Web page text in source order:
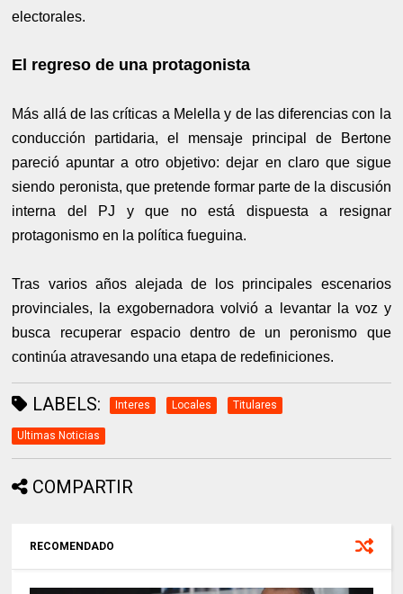
electorales.
El regreso de una protagonista
Más allá de las críticas a Melella y de las diferencias con la
conducción partidaria, el mensaje principal de Bertone
pareció apuntar a otro objetivo: dejar en claro que sigue
siendo peronista, que pretende formar parte de la discusión
interna del PJ y que no está dispuesta a resignar
protagonismo en la política fueguina.
Tras varios años alejada de los principales escenarios
provinciales, la exgobernadora volvió a levantar la voz y
busca recuperar espacio dentro de un peronismo que
continúa atravesando una etapa de redefiniciones.
LABELS: Interes Locales Titulares
Ultimas Noticias
COMPARTIR
RECOMENDADO